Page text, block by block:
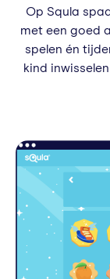
Op Squla
met een goed
spelen én
kind